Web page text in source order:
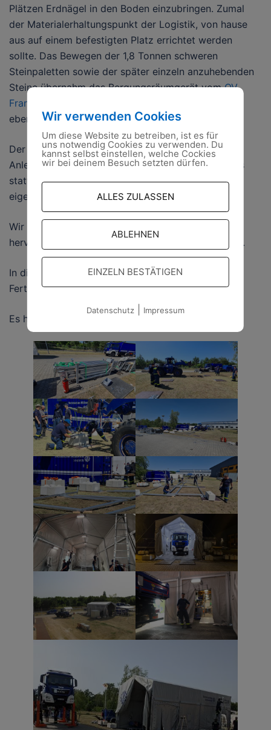
Plätzen Erdnägel in den Boden einzubringen. Zumal
der Materialerhaltungspunkt der Logistik, von hause
aus auf einem befestigten Platz errichtet werden
sollte. Das Bewegen der 1,8 Tonnen schweren
Steinpaletten sowie der später einzeln anzuhebenden
Steine übernahm das Bergungsräumgerät vomOV
Frankfurt (Ode
ebenfalls unterstützte.
Der gesamte Aufbau fand ein letztes Mal unter
Anleitung des Herstellers sowie eines Richtmeisters
statt. Von nun an setzen wir das Montagezelt
eigenständig ein.
Wir danken nochmals allen Beteiligten für die
hervorragende und professionelle Zusammenarbeit.
In diesem
seht ihr alles vom Aufbau bis zur
Fertigstellung…
Es hat uns mega Spaß gemacht!
Wir verwenden Cookies
Um diese Website zu betreiben, ist es für
uns notwendig Cookies zu verwenden. Du
kannst selbst einstellen, welche Cockies
wir bei deinem Besuch setzten dürfen.
ALLES ZULASSEN
ABLEHNEN
EINZELN BESTÄTIGEN
Datenschutz| Impressum